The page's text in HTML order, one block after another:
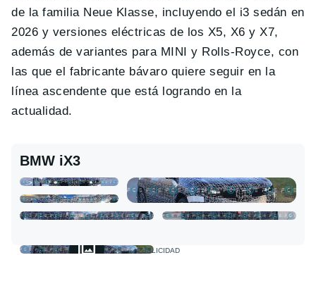
de la familia Neue Klasse, incluyendo el i3 sedán en
2026 y versiones eléctricas de los X5, X6 y X7,
además de variantes para MINI y Rolls‑Royce, con
las que el fabricante bávaro quiere seguir en la
línea ascendente que está logrando en la
actualidad.
BMW iX3